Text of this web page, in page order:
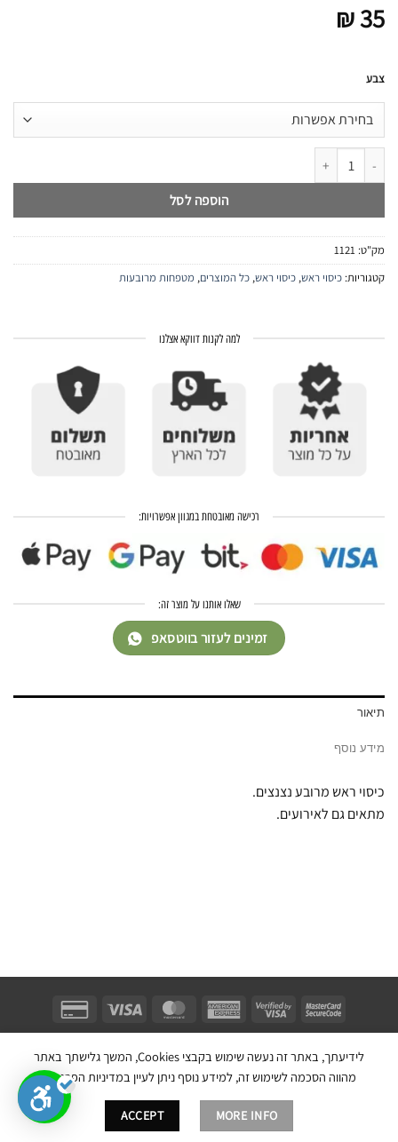
₪35
צבע
כמות של מטפחת מרובעת נצנץ
הוספה לסל
מק"ט: 1121
קטגוריות: כיסוי ראש, כיסוי ראש, כל המוצרים, מטפחות מרובעות
למה לקנות דווקא אצלנו
רכישה מאובטחת במגוון אפשרויות:
שאלו אותנו על מוצר זה:
זמינים לעזור בווטסאפ
תיאור
מידע נוסף
כיסוי ראש מרובע נצנצים.
מתאים גם לאירועים.
בניית אתר חנות מכירות ע''י:
לידיעתך, באתר זה נעשה שימוש בקבצי Cookies, המשך גלישתך באתר
מהווה הסכמה לשימוש זה, למידע נוסף ניתן לעיין במדיניות הפרטיות.
MORE INFO
ACCEPT